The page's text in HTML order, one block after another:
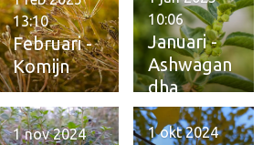
Februari -
Komijn
13:10
Januari -
Ashwagan
dha
10:06
1 nov 2024
1 okt 2024